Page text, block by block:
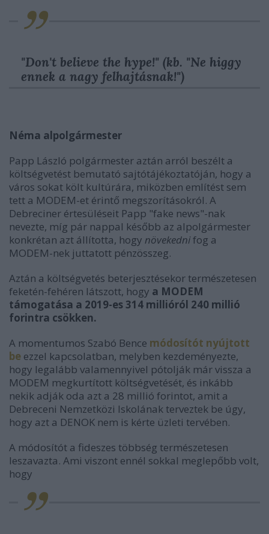
"Don't believe the hype!" (kb. "Ne higgy
ennek a nagy felhajtásnak!")
Néma alpolgármester
Papp László polgármester aztán arról beszélt a
költségvetést bemutató sajtótájékoztatóján, hogy a
város sokat költ kultúrára, miközben említést sem
tett a MODEM-et érintő megszorításokról. A
Debreciner értesüléseit Papp "fake news"-nak
nevezte, míg pár nappal később az alpolgármester
konkrétan azt állította, hogy növekednifog a
MODEM-nek juttatott pénzösszeg.
Aztán a költségvetés beterjesztésekor természetesen
feketén-fehéren látszott, hogy a MODEM
támogatása a 2019-es 314 millióról 240 millió
forintra csökken.
A momentumos Szabó Bence módosítót nyújtott
be ezzel kapcsolatban, melyben kezdeményezte,
hogy legalább valamennyivel pótolják már vissza a
MODEM megkurtított költségvetését, és inkább
nekik adják oda azt a 28 millió forintot, amit a
Debreceni Nemzetközi Iskolának terveztek be úgy,
hogy azt a DENOK nem is kérte üzleti tervében.
A módosítót a fideszes többség természetesen
leszavazta. Ami viszont ennél sokkal meglepőbb volt,
hogy